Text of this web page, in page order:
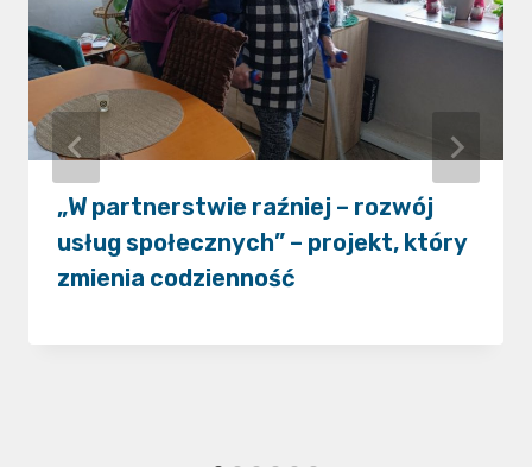
„W partnerstwie raźniej – rozwój
usług społecznych” – projekt, który
zmienia codzienność